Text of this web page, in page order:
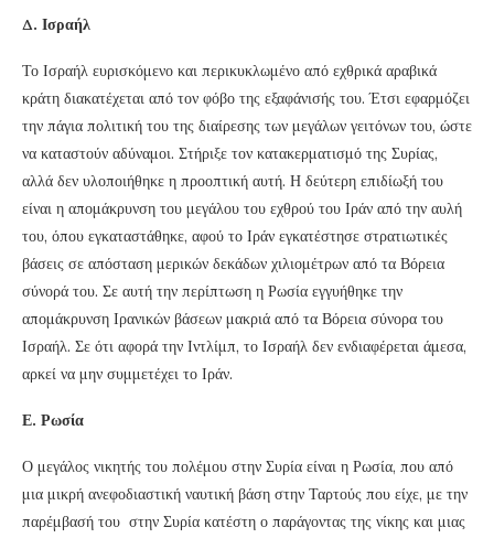
Δ. Ισραήλ
Το Ισραήλ ευρισκόμενο και περικυκλωμένο από εχθρικά αραβικά
κράτη διακατέχεται από τον φόβο της εξαφάνισής του. Έτσι εφαρμόζει
την πάγια πολιτική του της διαίρεσης των μεγάλων γειτόνων του, ώστε
να καταστούν αδύναμοι. Στήριξε τον κατακερματισμό της Συρίας,
αλλά δεν υλοποιήθηκε η προοπτική αυτή. Η δεύτερη επιδίωξή του
είναι η απομάκρυνση του μεγάλου του εχθρού του Ιράν από την αυλή
του, όπου εγκαταστάθηκε, αφού το Ιράν εγκατέστησε στρατιωτικές
βάσεις σε απόσταση μερικών δεκάδων χιλιομέτρων από τα Βόρεια
σύνορά του. Σε αυτή την περίπτωση η Ρωσία εγγυήθηκε την
απομάκρυνση Ιρανικών βάσεων μακριά από τα Βόρεια σύνορα του
Ισραήλ. Σε ότι αφορά την Ιντλίμπ, το Ισραήλ δεν ενδιαφέρεται άμεσα,
αρκεί να μην συμμετέχει το Ιράν.
Ε. Ρωσία
Ο μεγάλος νικητής του πολέμου στην Συρία είναι η Ρωσία, που από
μια μικρή ανεφοδιαστική ναυτική βάση στην Ταρτούς που είχε, με την
παρέμβασή του στην Συρία κατέστη ο παράγοντας της νίκης και μιας